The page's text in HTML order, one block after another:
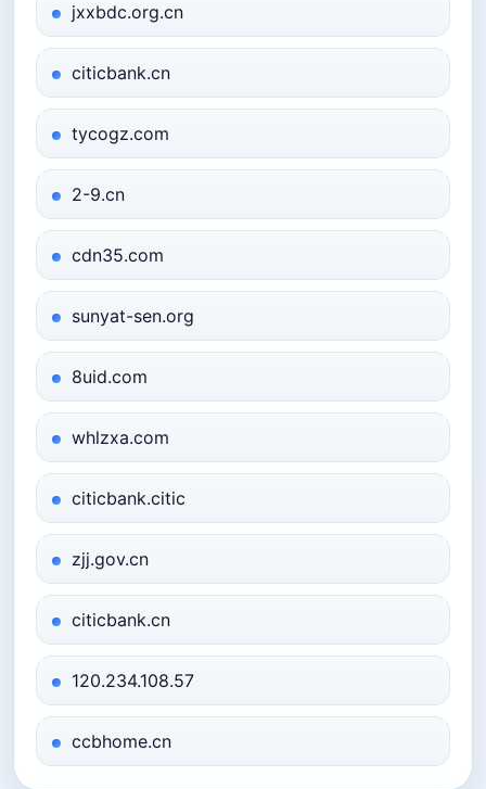
jxxbdc.org.cn
citicbank.cn
tycogz.com
2-9.cn
cdn35.com
sunyat-sen.org
8uid.com
whlzxa.com
citicbank.citic
zjj.gov.cn
citicbank.cn
120.234.108.57
ccbhome.cn